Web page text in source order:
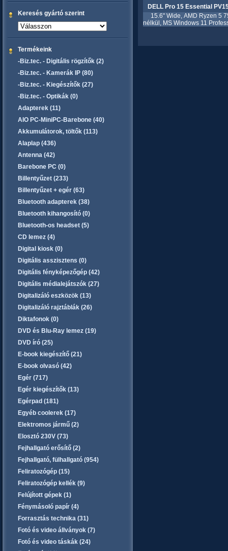
Keresés gyártó szerint
Termékeink
-Biz.tec. - Digitális rögzítők (2)
-Biz.tec. - Kamerák IP (80)
-Biz.tec. - Kiegészítők (27)
-Biz.tec. - Optikák (0)
Adapterek (11)
AIO PC-MiniPC-Barebone (40)
Akkumulátorok, töltők (113)
Alaplap (436)
Antenna (42)
Barebone PC (0)
Billentyűzet (233)
Billentyűzet + egér (63)
Bluetooth adapterek (38)
Bluetooth kihangosító (0)
Bluetooth-os headset (5)
CD lemez (4)
Digital kiosk (0)
Digitális asszisztens (0)
Digitális fényképezőgép (42)
Digitális médialejátszók (27)
Digitalizáló eszközök (13)
Digitalizáló rajztáblák (26)
Diktafonok (0)
DVD és Blu-Ray lemez (19)
DVD író (25)
E-book kiegészítő (21)
E-book olvasó (42)
Egér (717)
Egér kiegészítők (13)
Egérpad (181)
Egyéb coolerek (17)
Elektromos jármű (2)
Elosztó 230V (73)
Fejhallgató erősítő (2)
Fejhallgató, fülhallgató (954)
Feliratozógép (15)
Feliratozógép kellék (9)
Felújított gépek (1)
Fénymásoló papír (4)
Forrasztás technika (31)
Fotó és video állványok (7)
Fotó és video táskák (24)
DELL Pro 15 Essential
15.6" Wide, AMD Ryzen 5
nélkül, MS Windows 11